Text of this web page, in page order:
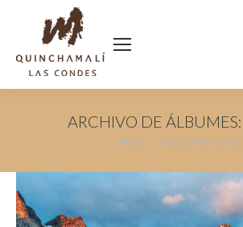
ARCHIVO DE ÁLBUMES:
You are here:
HOME ÁLBUM DE FOTOS